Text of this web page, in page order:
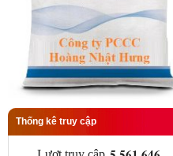
Thống kê truy cập